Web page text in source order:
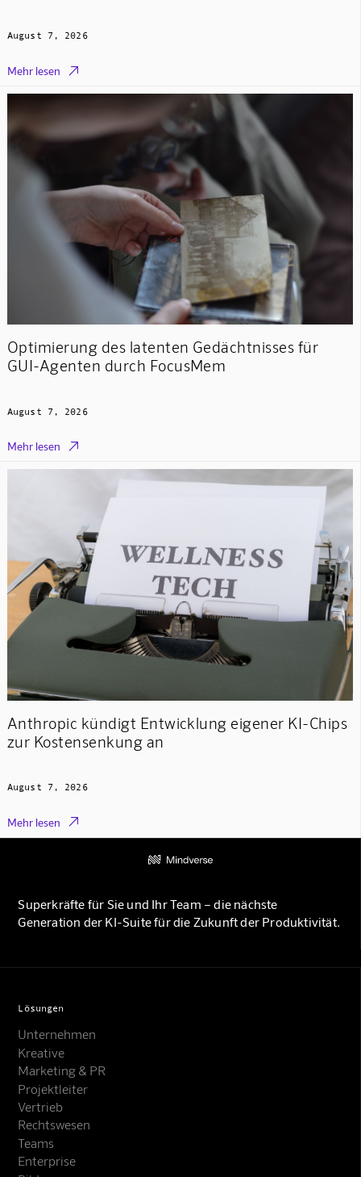
August 7, 2026
Mehr lesen 
Optimierung des latenten Gedächtnisses für
GUI-Agenten durch FocusMem
August 7, 2026
Mehr lesen 
Anthropic kündigt Entwicklung eigener KI-Chips
zur Kostensenkung an
August 7, 2026
Mehr lesen 
Superkräfte für Sie und Ihr Team – die nächste
Generation der KI-Suite für die Zukunft der Produktivität.
Lösungen
Unternehmen
Kreative
Marketing & PR
Projektleiter
Vertrieb
Rechtswesen
Teams
Enterprise